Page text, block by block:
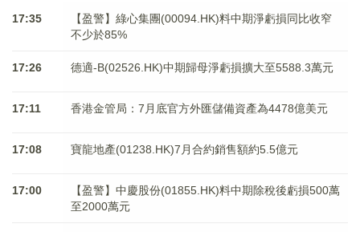
17:35
【盈警】綠心集團(00094.HK)料中期淨虧損同比收窄
不少於85%
17:26 德適-B(02526.HK)中期歸母淨虧損擴大至5588.3萬元
17:11 香港金管局：7月底官方外匯儲備資產為4478億美元
17:08 寶龍地產(01238.HK)7月合約銷售額約5.5億元
17:00
【盈警】中慶股份(01855.HK)料中期除稅後虧損500萬
至2000萬元